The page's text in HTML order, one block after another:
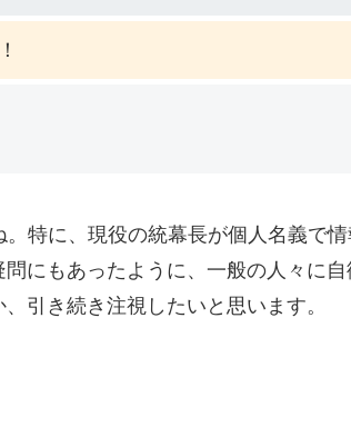
特に、現役の統幕長が個人名義で
にもあったように、一般の人々に
引き続き注視したいと思います。